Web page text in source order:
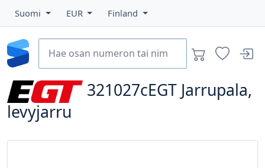
Suomi EUR Finland
321027cEGT Jarrupala,
levyjarru